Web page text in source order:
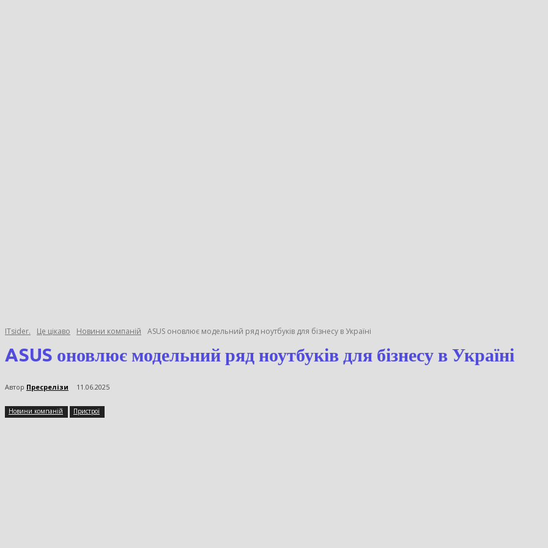
ITsider. Це цікаво Новини компаній ASUS оновлює модельний ряд ноутбуків для бізнесу в Україні
ASUS оновлює модельний ряд ноутбуків для бізнесу в
Автор Пресрелізи 11.06.2025
Новини компаній Пристрої